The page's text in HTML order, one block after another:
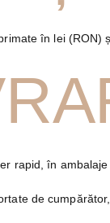
în lei
rapid, în
de